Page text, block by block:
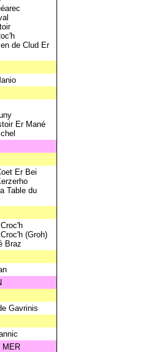
de Clud Er
Er Mané
Er Bei
Table du
(Groh)
Braz
Gavrinis
MER